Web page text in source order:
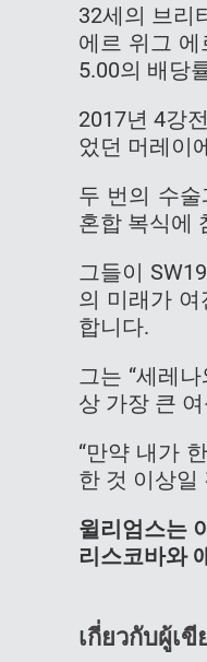
32세의 브리
에르 위그
5.00의 배당
2017년 4강
었던 머레이
두 번의 수
혼합 복식에
그들이
의 미래가
합니다.
그는 “세레
상 가장 큰
“만약 내가
한 것 이상일
윌리엄스는
리스코바와
เกี่ยวกับผู้เ